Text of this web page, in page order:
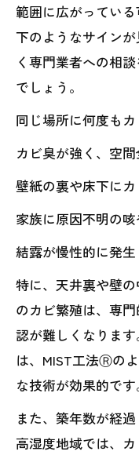
範囲に広がってい
下のようなサイン
く専門業者への相
でしょう。
同じ場所に何度も
カビ臭が強く、空
壁紙の裏や床下に
家族に原因不明の
結露が慢性的に発生
特に、天井裏や壁
のカビ繁殖は、専
認が難しくなりま
は、MIST工法Ⓡの
な技術が効果的です
また、築年数が経
高湿度地域では、